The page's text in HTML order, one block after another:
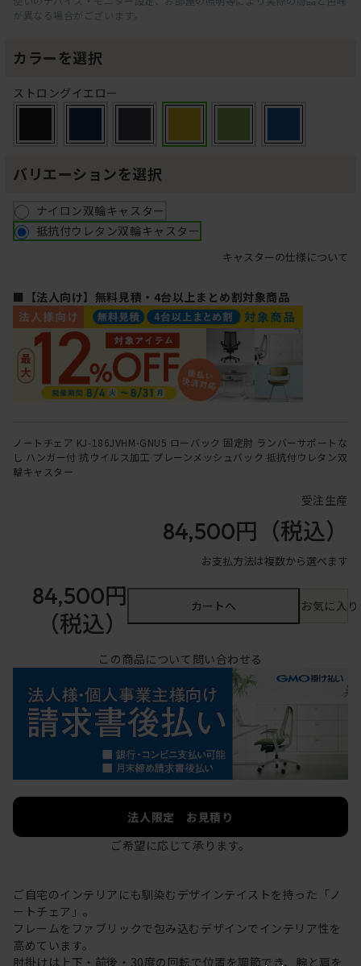
が異なる場合がございます。
カラーを選択
ストロングイエロー
バリエーションを選択
ナイロン双輪キャスター
抵抗付ウレタン双輪キャスター
キャスターの仕様について
■【法人向け】無料見積・4台以上まとめ割対象商品
ノートチェア KJ-186JVHM-GNU5 ローバック 固定肘 ランバーサポートな
し ハンガー付 抗ウイルス加工 プレーンメッシュバック 抵抗付ウレタン双
輪キャスター
受注生産
84,500円 （税込）
お支払方法は複数から選べます
84,500円
（税込）
カートへ お気に入
この商品について問い合わせる
法人限定 お見積り
ご希望に応じて承ります。
ご自宅のインテリアにも馴染むデザインテイストを持った「ノ
ートチェア」。
フレームをファブリックで包み込むデザインでインテリア性を
高めています。
肘掛けは上下・前後・30度の回転で位置を調節でき、腕と肩を